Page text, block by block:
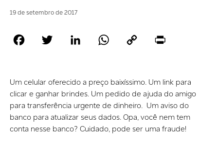
19 de setembro de 2017
Facebook Twitter LinkedIn WhatsAppCopy
Um celular oferecido a preço baixíssimo. Um link para
clicar e ganhar brindes. Um pedido de ajuda do amigo
para transferência urgente de dinheiro. Um aviso do
banco para atualizar seus dados. Opa, você nem tem
conta nesse banco? Cuidado, pode ser uma fraude!